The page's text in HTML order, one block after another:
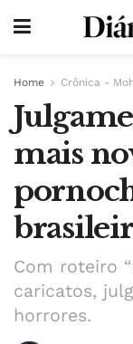
Home Crônica -
mais
Com roteiro
caricatos,
horrores.